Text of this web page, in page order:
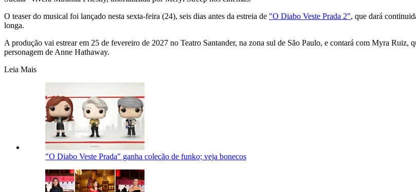
O teaser do musical foi lançado nesta sexta-feira (24), seis dias antes da estreia de "O Diabo Veste Prada 2", que dará
longa.
A produção vai estrear em 25 de fevereiro de 2027 no Teatro Santander, na zona sul de São Paulo, e contará com Myra
personagem de Anne Hathaway.
Leia Mais
"O Diabo Veste Prada" ganha coleção de funko; veja bonecos